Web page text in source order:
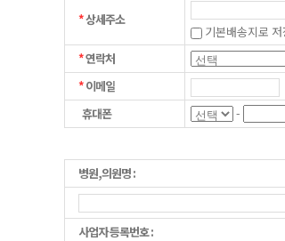
*상세주소
기본배송지로
*연락처
*이메일
휴대폰
-
병원,의원명 :
사업자 등록번호 :